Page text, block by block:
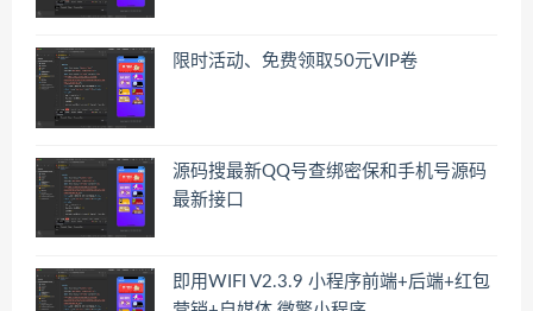
限时活动、免费领取50元VIP卷
源码搜最新QQ号查绑密保和手机号源码
最新接口
即用WIFI V2.3.9 小程序前端+后端+红包